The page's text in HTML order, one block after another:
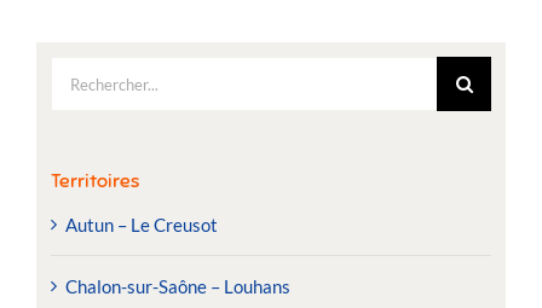
Rechercher:
Territoires
Autun – Le Creusot
Chalon-sur-Saône – Louhans